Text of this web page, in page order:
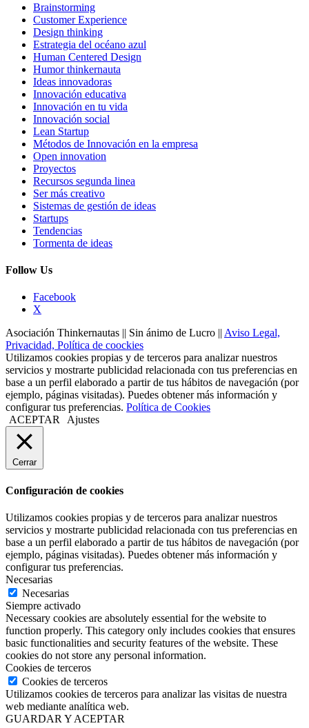
Brainstorming
Customer Experience
Design thinking
Estrategia del océano azul
Human Centered Design
Humor thinkernauta
Ideas innovadoras
Innovación educativa
Innovación en tu vida
Innovación social
Lean Startup
Métodos de Innovación en la empresa
Open innovation
Proyectos
Recursos segunda linea
Ser más creativo
Sistemas de gestión de ideas
Startups
Tendencias
Tormenta de ideas
Follow Us
Facebook
X
Asociación Thinkernautas || Sin ánimo de Lucro || Aviso Legal,
Privacidad, Política de coockies
Utilizamos cookies propias y de terceros para analizar nuestros
servicios y mostrarte publicidad relacionada con tus preferencias en
base a un perfil elaborado a partir de tus hábitos de navegación (por
ejemplo, páginas visitadas). Puedes obtener más información y
configurar tus preferencias. Política de Cookies
ACEPTAR Ajustes
Cerrar
Configuración de cookies
Utilizamos cookies propias y de terceros para analizar nuestros
servicios y mostrarte publicidad relacionada con tus preferencias en
base a un perfil elaborado a partir de tus hábitos de navegación (por
ejemplo, páginas visitadas). Puedes obtener más información y
configurar tus preferencias.
Necesarias
Necesarias
Siempre activado
Necessary cookies are absolutely essential for the website to
function properly. This category only includes cookies that ensures
basic functionalities and security features of the website. These
cookies do not store any personal information.
Cookies de terceros
Cookies de terceros
Utilizamos cookies de terceros para analizar las visitas de nuestra
web mediante analítica web.
GUARDAR Y ACEPTAR